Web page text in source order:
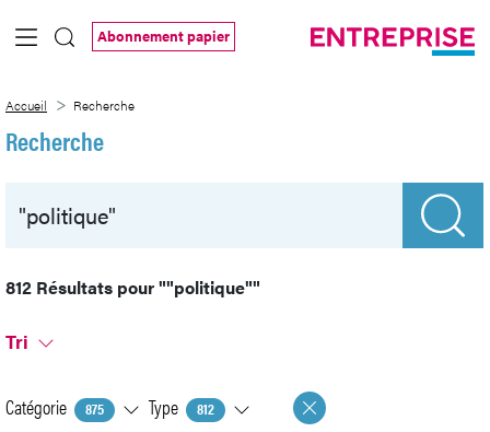
Saut au contenu principal
Abonnement papier
Accueil Recherche
Recherche
812 Résultats pour""politique""
Tri
Catégorie 875 Type 812